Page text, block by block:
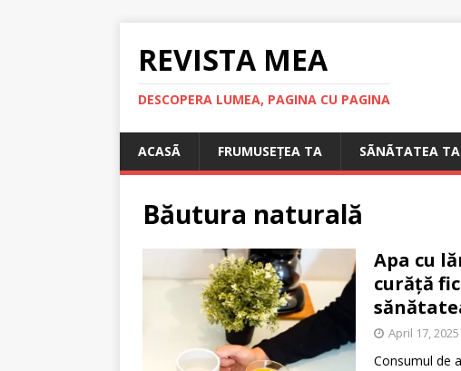
REVISTA MEA
DESCOPERA LUMEA, PAGINA CU PAGINA
ACASÃ FRUMUSEȚEA TA SÃNÃTATEA TA
Băutura naturală
Apa cu
curăță
April 17, 2025
Consumul de